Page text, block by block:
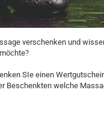
verschenken und
SIe einen
Beschenkten welche